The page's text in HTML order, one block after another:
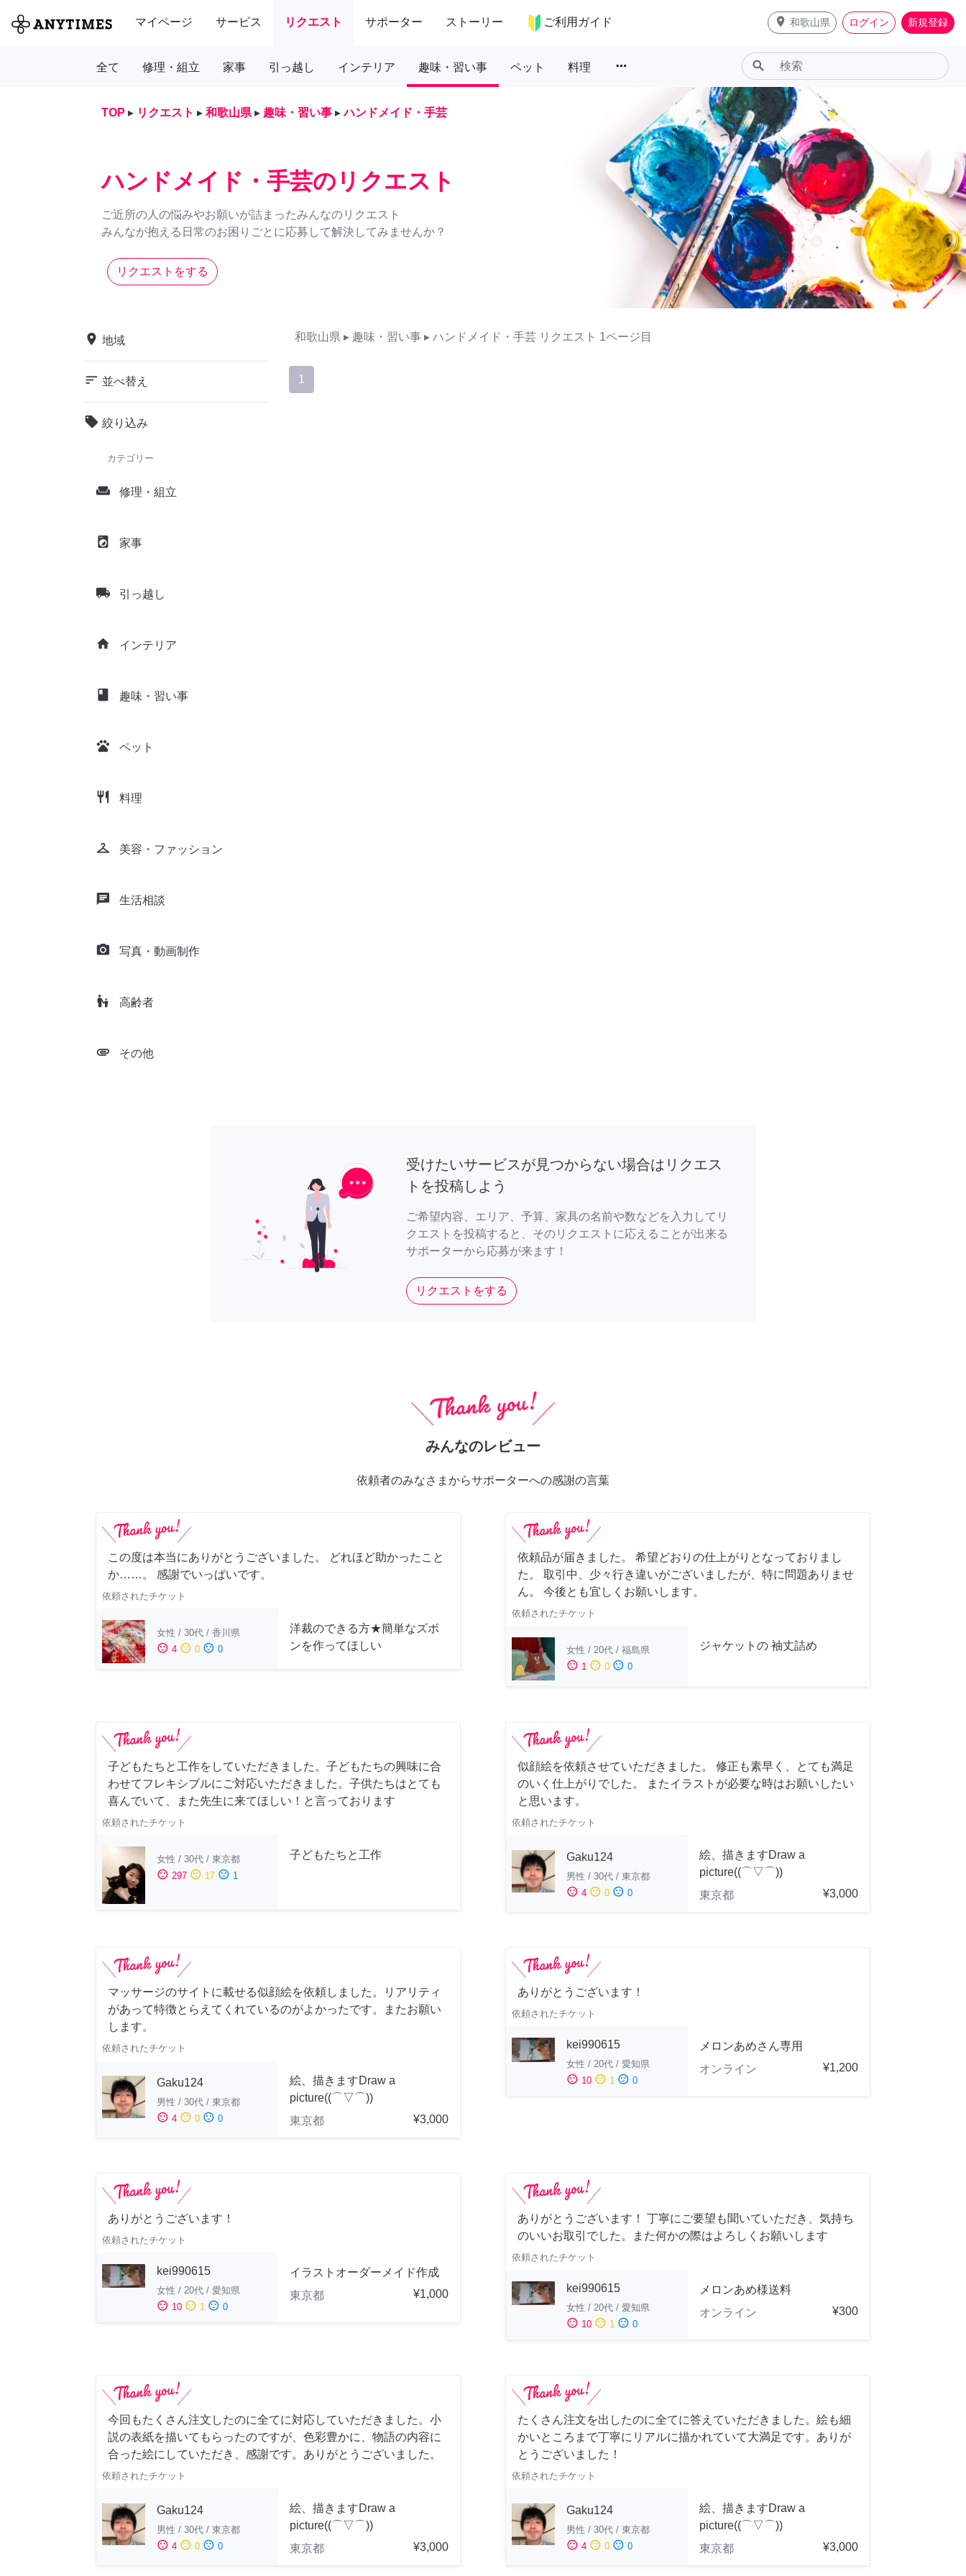
マイページ サービス リクエスト サポーター ストーリー ご利用ガイド place 和歌山県 ログイン 新規登録
全て 修理・組立 家事 引っ越し インテリア 趣味・習い事 ペット 料理 more_horiz search
TOP ▸ リクエスト ▸ 和歌山県 ▸ 趣味・習い事 ▸ ハンドメイド・手芸
ハンドメイド・手芸のリクエスト
ご近所の人の悩みやお願いが詰まったみんなのリクエスト
みんなが抱える日常のお困りごとに応募して解決してみませんか？
リクエストをする
place 地域
sort 並べ替え
local_offer 絞り込み
カテゴリー
weekend 修理・組立
local_laundry_service 家事
local_shipping 引っ越し
home インテリア
class 趣味・習い事
pets ペット
restaurant 料理
checkroom 美容・ファッション
chat 生活相談
camera_alt 写真・動画制作
escalator_warning 高齢者
attachment その他
和歌山県 ▸ 趣味・習い事 ▸ ハンドメイド・手芸 リクエスト 1ページ目
1
受けたいサービスが見つからない場合はリクエス
トを投稿しよう
ご希望内容、エリア、予算、家具の名前や数などを入力してリ
クエストを投稿すると、そのリクエストに応えることが出来る
サポーターから応募が来ます！
リクエストをする
みんなのレビュー
依頼者のみなさまからサポーターへの感謝の言葉
この度は本当にありがとうございました。 どれほど助かったこと
か……。 感謝でいっぱいです。
依頼されたチケット
女性 / 30代 / 香川県
sentiment_satisfied 4 sentiment_neutral 0 sentiment_dissatisfied 0
洋裁のできる方★簡単なズボ
ンを作ってほしい
依頼品が届きました。 希望どおりの仕上がりとなっておりまし
た。 取引中、少々行き違いがございましたが、特に問題ありませ
ん。 今後とも宜しくお願いします。
依頼されたチケット
女性 / 20代 / 福島県
sentiment_satisfied 1 sentiment_neutral 0 sentiment_dissatisfied 0
ジャケットの 袖丈詰め
子どもたちと工作をしていただきました。子どもたちの興味に合
わせてフレキシブルにご対応いただきました。子供たちはとても
喜んでいて、また先生に来てほしい！と言っております
依頼されたチケット
女性 / 30代 / 東京都
sentiment_satisfied 297 sentiment_neutral 17 sentiment_dissatisfied 1
子どもたちと工作
似顔絵を依頼させていただきました。 修正も素早く、とても満足
のいく仕上がりでした。 またイラストが必要な時はお願いしたい
と思います。
依頼されたチケット
Gaku124
男性 / 30代 / 東京都
sentiment_satisfied 4 sentiment_neutral 0 sentiment_dissatisfied 0
絵、描きますDraw a
picture((⌒▽⌒))
東京都
¥3,000
マッサージのサイトに載せる似顔絵を依頼しました。リアリティ
があって特徴とらえてくれているのがよかったです。またお願い
します。
依頼されたチケット
Gaku124
男性 / 30代 / 東京都
sentiment_satisfied 4 sentiment_neutral 0 sentiment_dissatisfied 0
絵、描きますDraw a
picture((⌒▽⌒))
東京都
¥3,000
ありがとうございます！
依頼されたチケット
kei990615
女性 / 20代 / 愛知県
sentiment_satisfied 10 sentiment_neutral 1 sentiment_dissatisfied 0
メロンあめさん専用
オンライン
¥1,200
ありがとうございます！
依頼されたチケット
kei990615
女性 / 20代 / 愛知県
sentiment_satisfied 10 sentiment_neutral 1 sentiment_dissatisfied 0
イラストオーダーメイド作成
東京都
¥1,000
ありがとうございます！ 丁寧にご要望も聞いていただき、気持ち
のいいお取引でした。また何かの際はよろしくお願いします
依頼されたチケット
kei990615
女性 / 20代 / 愛知県
sentiment_satisfied 10 sentiment_neutral 1 sentiment_dissatisfied 0
メロンあめ様送料
オンライン
¥300
今回もたくさん注文したのに全てに対応していただきました。小
説の表紙を描いてもらったのですが、色彩豊かに、物語の内容に
合った絵にしていただき、感謝です。ありがとうございました。
依頼されたチケット
Gaku124
男性 / 30代 / 東京都
sentiment_satisfied 4 sentiment_neutral 0 sentiment_dissatisfied 0
絵、描きますDraw a
picture((⌒▽⌒))
東京都
¥3,000
たくさん注文を出したのに全てに答えていただきました。絵も細
かいところまで丁寧にリアルに描かれていて大満足です。ありが
とうございました！
依頼されたチケット
Gaku124
男性 / 30代 / 東京都
sentiment_satisfied 4 sentiment_neutral 0 sentiment_dissatisfied 0
絵、描きますDraw a
picture((⌒▽⌒))
東京都
¥3,000